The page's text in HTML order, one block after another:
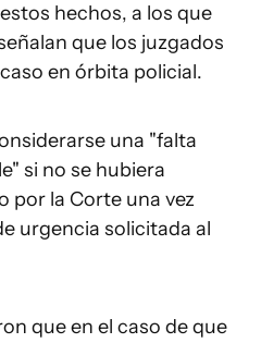
hechos, a los que
que los juzgados
en órbita policial.
una "falta
si no se hubiera
por la Corte una vez
urgencia solicitada al
que en el caso de que